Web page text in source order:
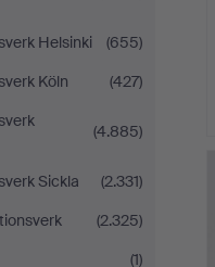
Helsinki
(655)
Köln
(427)
(4.885)
Sickla
(2.331)
(2.325)
(1)